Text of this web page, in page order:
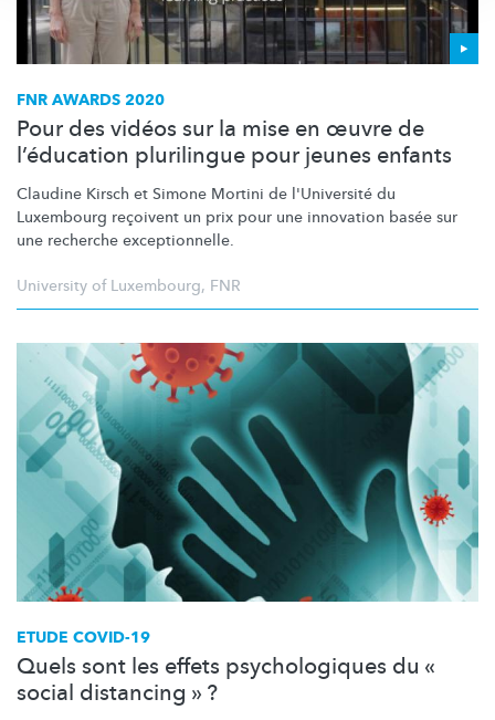
FNR AWARDS 2020
Pour des vidéos sur la mise en œuvre de
l’éducation plurilingue pour jeunes enfants
Claudine Kirsch et Simone Mortini de l'Université du
Luxembourg reçoivent un prix pour une innovation basée sur
une recherche exceptionnelle.
University of Luxembourg, FNR
ETUDE COVID-19
Quels sont les effets psychologiques du «
social distancing » ?